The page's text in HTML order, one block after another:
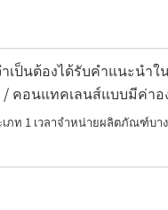
ป็นต้องได้รับคำแนะนำ
/ คอนแทคเลนส์แบบมีค่า
ท 1 เวลาจำหน่ายผลิตภัณฑ์บา